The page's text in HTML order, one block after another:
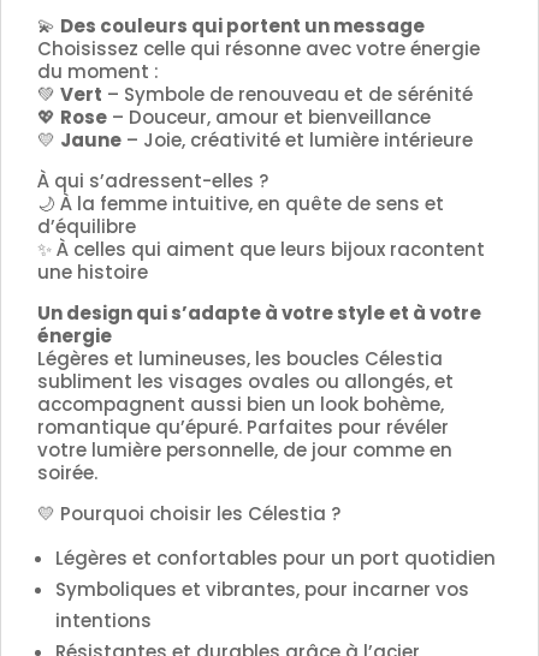
💫 Des couleurs qui portent un message
Choisissez celle qui résonne avec votre énergie
du moment :
💚 Vert – Symbole de renouveau et de sérénité
💖 Rose – Douceur, amour et bienveillance
💛 Jaune – Joie, créativité et lumière intérieure
À qui s’adressent-elles ?
🌙 À la femme intuitive, en quête de sens et
d’équilibre
✨ À celles qui aiment que leurs bijoux racontent
une histoire
Un design qui s’adapte à votre style et à votre
énergie
Légères et lumineuses, les boucles Célestia
subliment les visages ovales ou allongés, et
accompagnent aussi bien un look bohème,
romantique qu’épuré. Parfaites pour révéler
votre lumière personnelle, de jour comme en
soirée.
💛 Pourquoi choisir les Célestia ?
Légères et confortables pour un port quotidien
Symboliques et vibrantes, pour incarner vos
intentions